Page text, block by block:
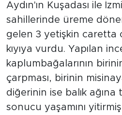
Aydın'ın Kuşadası ile
sahillerinde üreme
gelen 3 yetişkin caretta
kıyıya vurdu. Yapılan
kaplumbağalarının
çarpması, birinin
diğerinin ise balık ağına
sonucu yaşamını